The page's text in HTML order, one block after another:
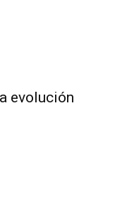
evolución